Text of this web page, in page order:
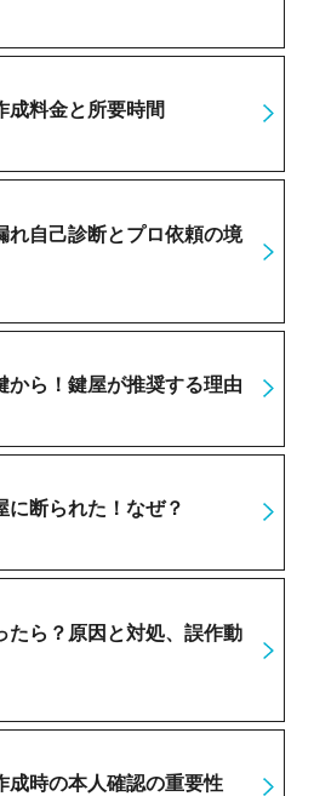
成料金と所要時間
れ自己診断とプロ依頼の境
から！鍵屋が推奨する理由
に断られた！なぜ？
たら？原因と対処、誤作動
成時の本人確認の重要性